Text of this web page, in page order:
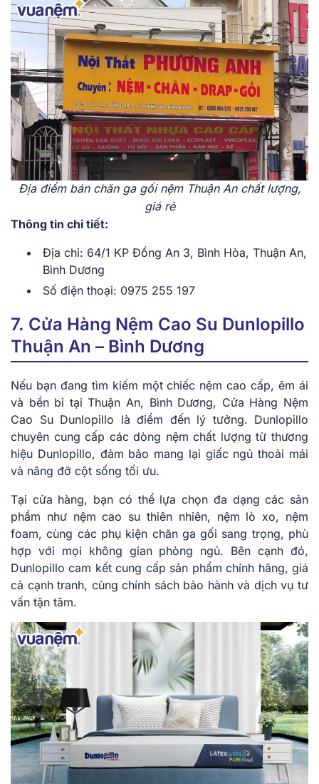
Địa điểm bán chăn ga gối nệm Thuận An chất lượng,
giá rẻ
Thông tin chi tiết:
Địa chỉ: 64/1 KP Đồng An 3, Bình Hòa, Thuận An,
Bình Dương
Số điện thoại: 0975 255 197
7. Cửa Hàng Nệm Cao Su Dunlopillo
Thuận An – Bình Dương
Nếu bạn đang tìm kiếm một chiếc nệm cao cấp, êm ái
và bền bỉ tại Thuận An, Bình Dương, Cửa Hàng Nệm
Cao Su Dunlopillo là điểm đến lý tưởng. Dunlopillo
chuyên cung cấp các dòng nệm chất lượng từ thương
hiệu Dunlopillo, đảm bảo mang lại giấc ngủ thoải mái
và nâng đỡ cột sống tối ưu.
Tại cửa hàng, bạn có thể lựa chọn đa dạng các sản
phẩm như nệm cao su thiên nhiên, nệm lò xo, nệm
foam, cùng các phụ kiện chăn ga gối sang trọng, phù
hợp với mọi không gian phòng ngủ. Bên cạnh đó,
Dunlopillo cam kết cung cấp sản phẩm chính hãng, giá
cả cạnh tranh, cùng chính sách bảo hành và dịch vụ tư
vấn tận tâm.